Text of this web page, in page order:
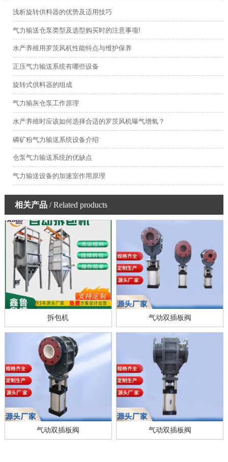
浅析旋转供料器的优势及适用技巧
气力输送仓泵类型及选型购买时的注意事项!
水产养殖用罗茨风机性能特点与维护保养
正压气力输送系统有哪些设备
旋转式供料器的组成
气力输灰仓泵工作原理
水产养殖时应该如何选择合适的罗茨风机曝气增氧？
磷矿粉气力输送系统设备介绍
仓泵气力输送系统的优缺点
气力输送设备的加速室作用原理
相关产品/ Related products
拆包机 气动双插板阀
气动双插板阀 气动双插板阀